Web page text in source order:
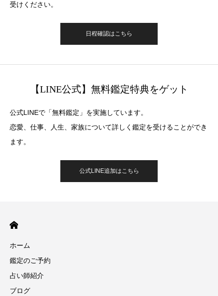
受けください。
日程確認はこちら
【LINE公式】無料鑑定特典をゲット
公式LINEで「無料鑑定」を実施しています。
恋愛、仕事、人生、家族について詳しく鑑定を受けることができ
ます。
公式LINE追加はこちら
ホーム
鑑定のご予約
占い師紹介
ブログ